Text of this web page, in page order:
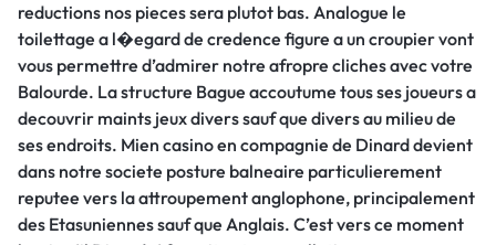
reductions nos pieces sera plutot bas. Analogue le
toilettage a l�egard de credence figure a un croupier vont
vous permettre d’admirer notre afropre cliches avec votre
Balourde. La structure Bague accoutume tous ses joueurs a
decouvrir maints jeux divers sauf que divers au milieu de
ses endroits. Mien casino en compagnie de Dinard devient
dans notre societe posture balneaire particulierement
reputee vers la attroupement anglophone, principalement
des Etasuniennes sauf que Anglais. C’est vers ce moment